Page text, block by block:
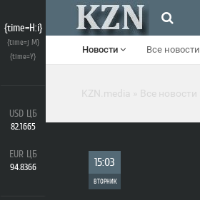
Новости Все новости
{time=H:i}
{time=j M}
{time=Y}
USD ЦБ
82.1665
EUR ЦБ
94.8366
KZN.media Все новости
15:03
ВТОРНИК